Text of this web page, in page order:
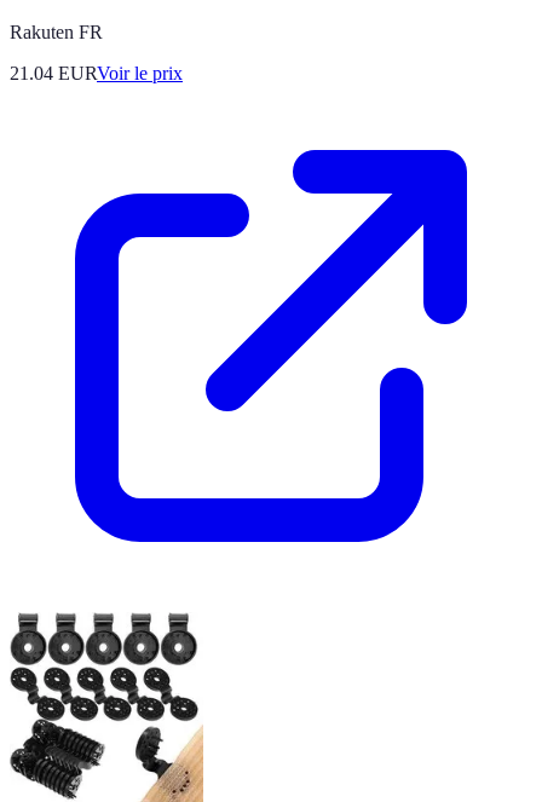
Rakuten FR
21.04 EURVoir le prix